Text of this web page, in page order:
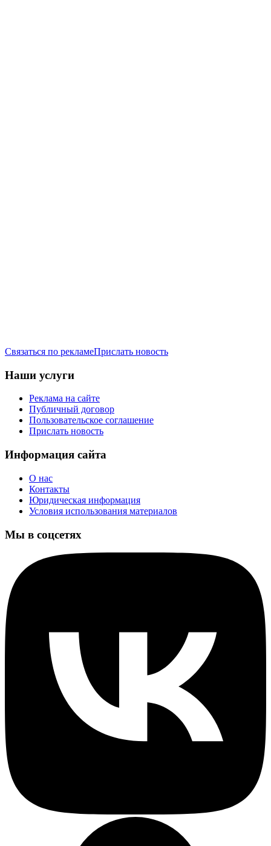
Связаться по рекламеПрислать новость
Наши услуги
Реклама на сайте
Публичный договор
Пользовательское соглашение
Прислать новость
Информация сайта
О нас
Контакты
Юридическая информация
Условия использования материалов
Мы в соцсетях